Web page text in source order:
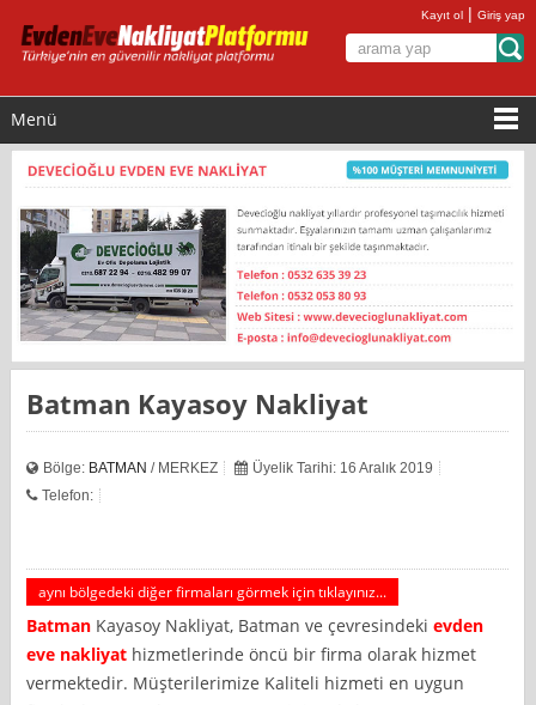
Kayıt ol |Giriş yap
Menü
Batman Kayasoy Nakliyat
Bölge: BATMAN / MERKEZ
Üyelik Tarihi: 16 Aralık 2019
Telefon:
aynı bölgedeki diğer firmaları görmek için tıklayınız...
Batman Kayasoy Nakliyat, Batman ve çevresindekievden
eve nakliyat hizmetlerinde öncü bir firma olarak hizmet
vermektedir. Müşterilerimize Kaliteli hizmeti en uygun